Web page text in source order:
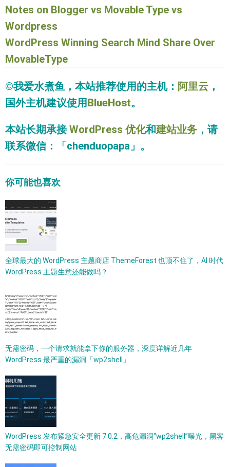
Notes on Blogger vs Movable Type vs
Wordpress
WordPress Winning Search Mind Share Over
MovableType
©我爱水煮鱼，本站推荐使用的主机： 阿里云 ，
国外主机建议使用BlueHost。
本站长期承接WordPress 优化和建站业务 ，请
联系微信：「chenduopapa」。
你可能也喜欢
全球最大的 WordPress 主题商店 ThemeForest 也顶不住了，AI 时代
WordPress 主题生意还能做吗？
无需密码，一个请求就能拿下你的服务器，深度详解近几年
WordPress 最严重的漏洞「wp2shell」
WordPress 发布紧急安全更新 7.0.2，高危漏洞“wp2shell”曝光，黑客
无需密码即可控制网站